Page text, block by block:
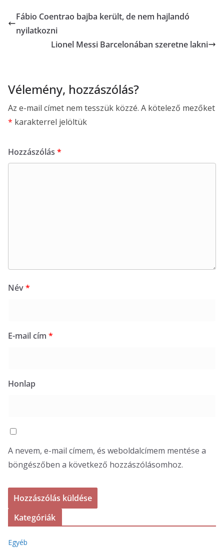
Fábio Coentrao bajba került, de nem hajlandó
nyilatkozni
Lionel Messi Barcelonában szeretne lakni
Vélemény, hozzászólás?
Az e-mail címet nem tesszük közzé. A kötelező mezőket
* karakterrel jelöltük
Hozzászólás *
Név*
E-mail cím *
Honlap
A nevem, e-mail címem, és weboldalcímem mentése a
böngészőben a következő hozzászólásomhoz.
Kategóriák
Egyéb